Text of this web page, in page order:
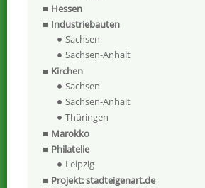
Hessen
Industriebauten
Sachsen
Sachsen-Anhalt
Kirchen
Sachsen
Sachsen-Anhalt
Thüringen
Marokko
Philatelie
Leipzig
Projekt: stadteigenart.de